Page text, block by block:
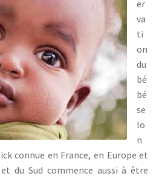
er
va
ti
on
du
bé
bé
se
lo
n
connue en France, en Europe et
du Sud commence aussi à être